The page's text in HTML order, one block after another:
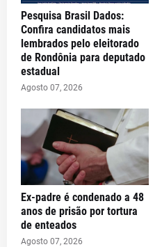
Pesquisa Brasil Dados:
Confira candidatos mais
lembrados pelo eleitorado
de Rondônia para deputado
estadual
Agosto 07, 2026
Ex-padre é condenado a 48
anos de prisão por tortura
de enteados
Agosto 07, 2026